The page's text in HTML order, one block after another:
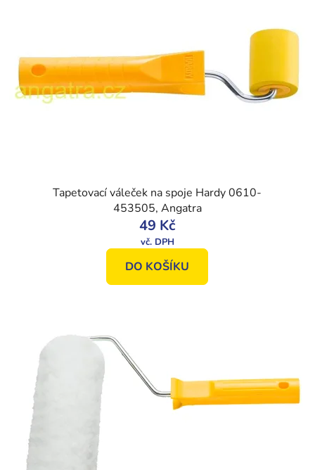
Tapetovací váleček na spoje Hardy 0610-
453505, Angatra
49 Kč
DO KOŠÍKU